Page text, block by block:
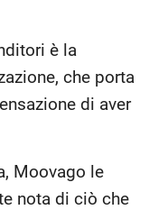
è la
che porta
di aver
Moovago le
nota di ciò che